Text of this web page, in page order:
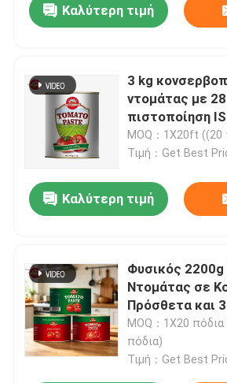
Καλύτερη τιμή
3 kg
ντομάτας με
πιστοποίηση
εστίαση και
πώληση
MOQ：1X20ft
Τιμή：Get Best
Καλύτερη τιμή
Φυσικός
Ντομάτας σε
Πρόσθετα και
Καθαρότητα
MOQ：1Χ20
πόδια)
Τιμή：Get Best